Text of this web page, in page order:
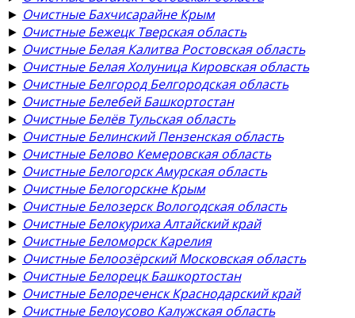
► Очистные Бахчисарайне Крым
► Очистные Бежецк Тверская область
► Очистные Белая Калитва Ростовская область
► Очистные Белая Холуница Кировская область
► Очистные Белгород Белгородская область
► Очистные Белебей Башкортостан
► Очистные Белёв Тульская область
► Очистные Белинский Пензенская область
► Очистные Белово Кемеровская область
► Очистные Белогорск Амурская область
► Очистные Белогорскне Крым
► Очистные Белозерск Вологодская область
► Очистные Белокуриха Алтайский край
► Очистные Беломорск Карелия
► Очистные Белоозёрский Московская область
► Очистные Белорецк Башкортостан
► Очистные Белореченск Краснодарский край
► Очистные Белоусово Калужская область